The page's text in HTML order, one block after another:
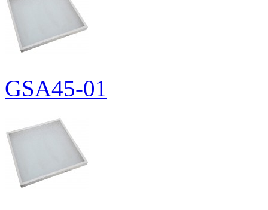
GSA45-01